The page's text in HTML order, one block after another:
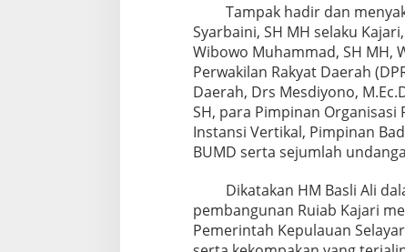
Tampak hadir dan
Syarbaini, SH MH selaku
Wibowo Muhammad, SH MH,
Perwakilan Rakyat Daerah
Daerah, Drs Mesdiyono,
SH, para Pimpinan Organisasi
Instansi Vertikal, Pimpinan
BUMD serta sejumlah
Dikatakan HM Basli Ali
pembangunan Ruiab Kajari
Pemerintah Kepulauan